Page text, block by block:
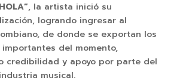
, la artista inició su
logrando ingresar al
de donde se exportan los
del momento,
credibilidad y apoyo por parte del
musical.